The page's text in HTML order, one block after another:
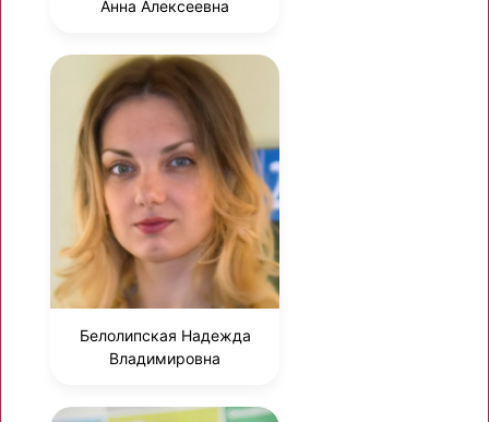
Анна Алексеевна
Белолипская Надежда
Владимировна